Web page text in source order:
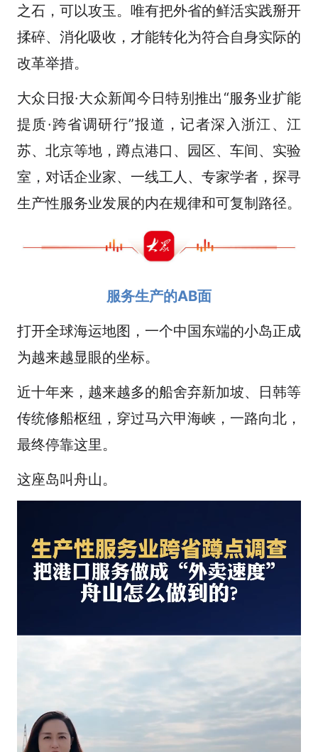
之石，可以攻玉。唯有把外省的鲜活实践掰开
揉碎、消化吸收，才能转化为符合自身实际的
改革举措。
大众日报·大众新闻今日特别推出“服务业扩能
提质·跨省调研行”报道，记者深入浙江、江
苏、北京等地，蹲点港口、园区、车间、实验
室，对话企业家、一线工人、专家学者，探寻
生产性服务业发展的内在规律和可复制路径。
服务生产的AB面
打开全球海运地图，一个中国东端的小岛正成
为越来越显眼的坐标。
近十年来，越来越多的船舍弃新加坡、日韩等
传统修船枢纽，穿过马六甲海峡，一路向北，
最终停靠这里。
这座岛叫舟山。